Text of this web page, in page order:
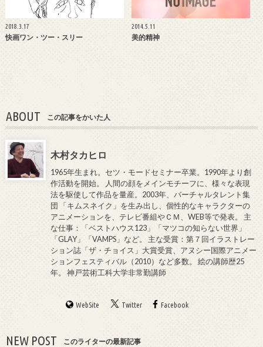
2018.3.17
快画ワン・ツー・スリー
2014.5.11
美的精神
ABOUT この記事をかいた人
木村タカヒロ
1965年生まれ。セツ・モードセミナー卒業。1990年より創
作活動を開始。 人間の顔をメインモチーフに、様々な表現
法を駆使して作品を量産。2003年、バーチャルタレント集
団 「キムスネイク」を生み出し、個性的なキャラクターの
アニメーションを、テレビ番組やＣＭ、WEB等で発表。 主
な仕事：「ベストハウス123」「マツコの知らない世界」
「GLAY」「VAMPS」など。 主な受賞：第７回イラストレー
ション誌「ザ・チョイス」大賞受賞、アヌシー国際アニメー
ションフェスティバル（2010）など多数。 絵の講師歴25
年。 神戸芸術工科大学非常勤講師
WebSite Twitter Facebook
NEW POST このライターの最新記事